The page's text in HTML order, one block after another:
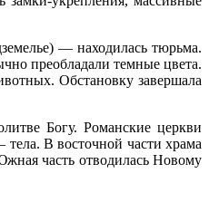
— находилась тюрьма.
преобладали темные цвета.
Обстановку завершала
Богу. Романские церкви
В восточной части храма
часть отводилась Новому